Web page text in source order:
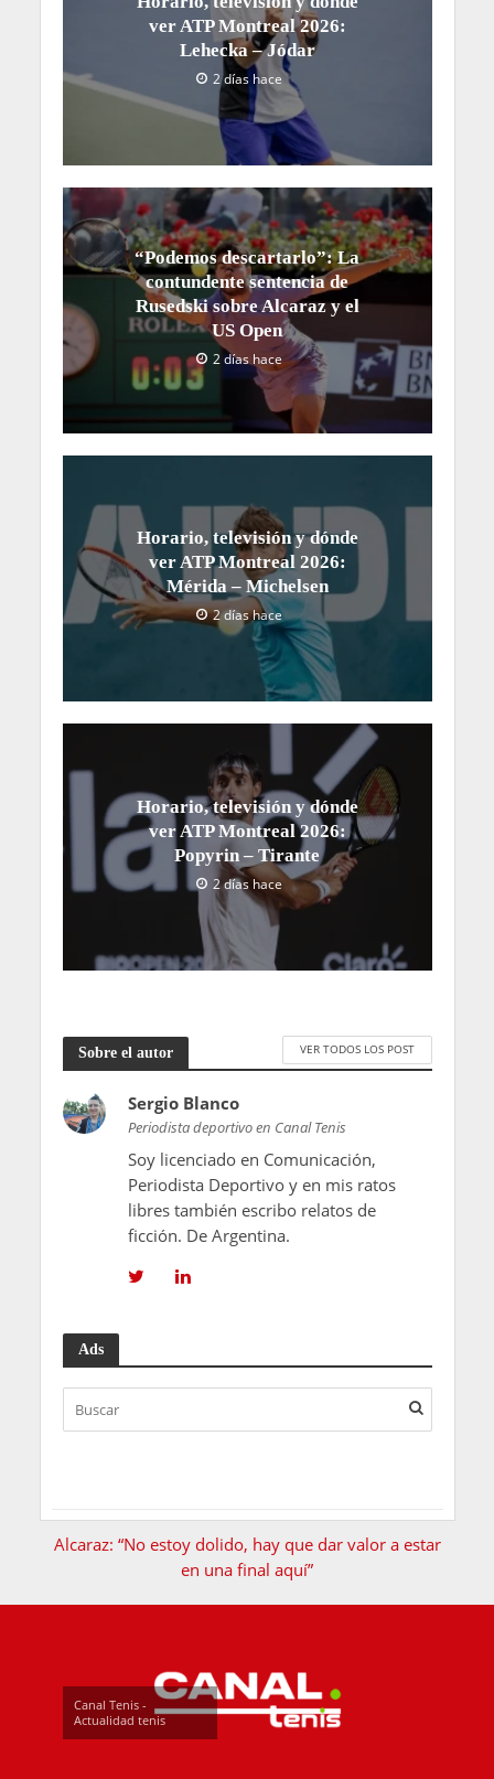
ver ATP Montreal 2026:
Lehecka – Jódar
2 días hace
“Podemos descartarlo”: La
contundente sentencia de
Rusedski sobre Alcaraz y el
US Open
2 días hace
Horario, televisión y dónde
ver ATP Montreal 2026:
Mérida – Michelsen
2 días hace
Horario, televisión y dónde
ver ATP Montreal 2026:
Popyrin – Tirante
2 días hace
Sobre el autor VER TODOS LOS POST
Sergio Blanco
Periodista deportivo en Canal Tenis
Soy licenciado en Comunicación,
Periodista Deportivo y en mis ratos
libres también escribo relatos de
ficción. De Argentina.
Ads
Alcaraz: “No estoy dolido, hay que dar valor a estar
en una final aquí”
Canal Tenis -
Actualidad tenis